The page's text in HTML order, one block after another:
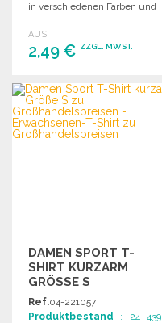
in verschiedenen Farben und
AUS
2,49 € ZZGL. MWST.
BESTELLEN
Angebot anfordern
DAMEN SPORT T-
SHIRT KURZARM
GRÖSSE S
Ref.04-221057
Produktbestand : 24 439